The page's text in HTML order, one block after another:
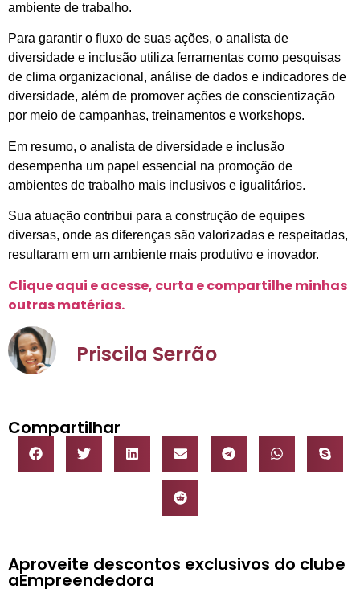
ambiente de trabalho.
Para garantir o fluxo de suas ações, o analista de
diversidade e inclusão utiliza ferramentas como pesquisas
de clima organizacional, análise de dados e indicadores de
diversidade, além de promover ações de conscientização
por meio de campanhas, treinamentos e workshops.
Em resumo, o analista de diversidade e inclusão
desempenha um papel essencial na promoção de
ambientes de trabalho mais inclusivos e igualitários.
Sua atuação contribui para a construção de equipes
diversas, onde as diferenças são valorizadas e respeitadas,
resultaram em um ambiente mais produtivo e inovador.
Clique aqui e acesse, curta e compartilhe minhas
outras matérias.
Priscila Serrão
Compartilhar
Aproveite descontos exclusivos do clube
aEmpreendedora